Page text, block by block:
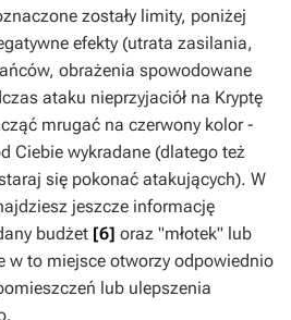
zostały limity, poniżej
efekty (utrata zasilania,
obrażenia spowodowane
ataku nieprzyjaciół na Kryptę
mrugać na czerwony kolor -
Ciebie wykradane (dlatego też
się pokonać atakujących). W
jeszcze informację
budżet [6] oraz "młotek" lub
w to miejsce otworzy odpowiednio
lub ulepszenia